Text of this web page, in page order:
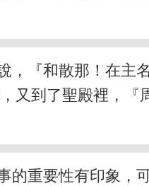
『和散那！在主
又到了聖殿裡，
重要性有印象，